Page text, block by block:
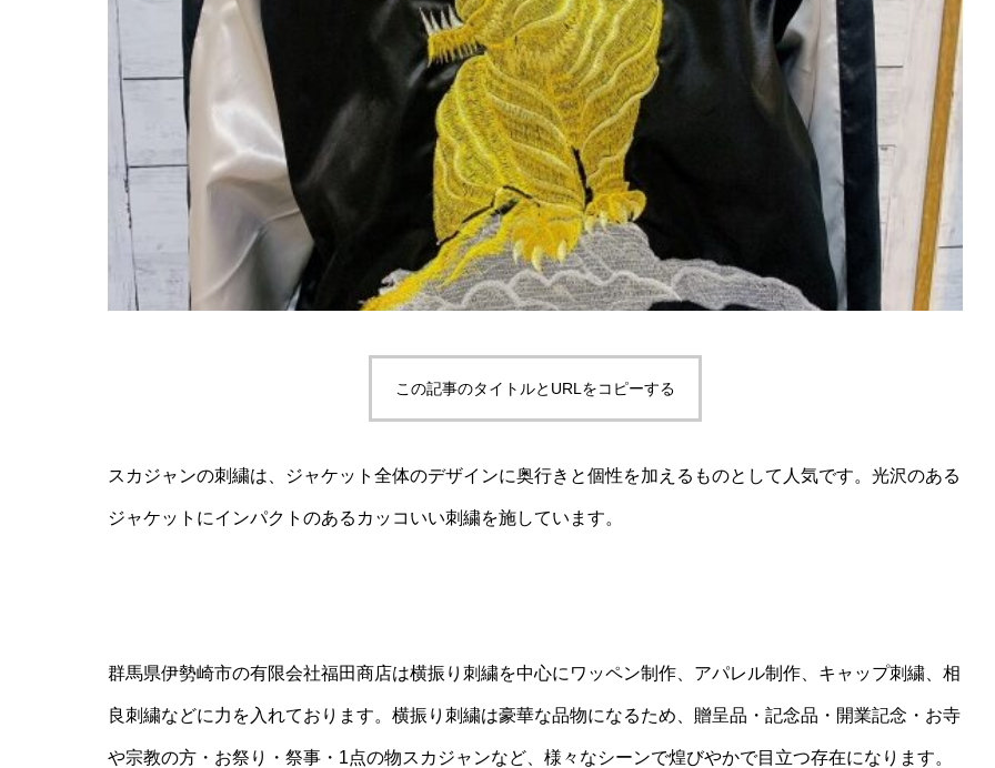
この記事のタイトルとURLをコピーする
スカジャンの刺繍は、ジャケット全体のデザインに奥行きと個性を加えるものとして人気です。光沢のある
ジャケットにインパクトのあるカッコいい刺繍を施しています。
群馬県伊勢崎市の有限会社福田商店は横振り刺繍を中心にワッペン制作、アパレル制作、キャップ刺繍、相
良刺繍などに力を入れております。横振り刺繍は豪華な品物になるため、贈呈品・記念品・開業記念・お寺
や宗教の方・お祭り・祭事・1点の物スカジャンなど、様々なシーンで煌びやかで目立つ存在になります。